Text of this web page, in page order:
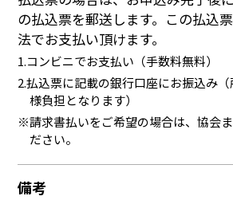
の払込票を郵送します。この払込
法でお支払い頂けます。
1.コンビニでお支払い（手数料無料）
2.払込票に記載の銀行口座にお振込み
様負担となります）
※請求書払いをご希望の場合は、協会
ださい。
備考